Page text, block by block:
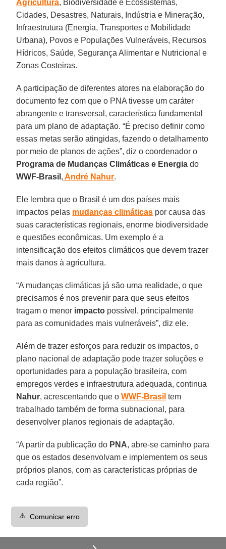
Agricultura, Biodiversidade e Ecossistemas,
Cidades, Desastres, Naturais, Indústria e Mineração,
Infraestrutura (Energia, Transportes e Mobilidade
Urbana), Povos e Populações Vulneráveis, Recursos
Hídricos, Saúde, Segurança Alimentar e Nutricional e
Zonas Costeiras.
A participação de diferentes atores na elaboração do
documento fez com que o PNA tivesse um caráter
abrangente e transversal, característica fundamental
para um plano de adaptação. “É preciso definir como
essas metas serão atingidas, fazendo o detalhamento
por meio de planos de ações”, diz o coordenador o
Programa de Mudanças Climáticas e Energiado
WWF-Brasil , André Nahur.
Ele lembra que o Brasil é um dos países mais
impactos pelas mudanças climáticas por causa das
suas características regionais, enorme biodiversidade
e questões econômicas. Um exemplo é a
intensificação dos efeitos climáticos que devem trazer
mais danos à agricultura.
“A mudanças climáticas já são uma realidade, o que
precisamos é nos prevenir para que seus efeitos
tragam o menor impacto possível, principalmente
para as comunidades mais vulneráveis”, diz ele.
Além de trazer esforços para reduzir os impactos, o
plano nacional de adaptação pode trazer soluções e
oportunidades para a população brasileira, com
empregos verdes e infraestrutura adequada, continua
Nahur, acrescentando que oWWF-Brasil tem
trabalhado também de forma subnacional, para
desenvolver planos regionais de adaptação.
“A partir da publicação do PNA, abre-se caminho para
que os estados desenvolvam e implementem os seus
próprios planos, com as características próprias de
cada região”.
⚠️ Comunicar erro